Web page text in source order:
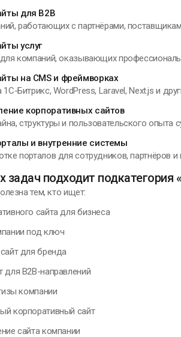
МИР
ее и
для B2B
работающих с партнёрами,
услуг
компаний, оказывающих
на CMS и фреймворках
Битрикс, WordPress, Laravel, Next.js и
корпоративных сайтов
структуры и пользовательского опыта
и внутренние системы
порталов для сотрудников, партнёров и
задач подходит
тем, кто ищет:
сайта для бизнеса
под ключ
для бренда
для B2B-направлений
компании
корпоративный сайт
сайта компании